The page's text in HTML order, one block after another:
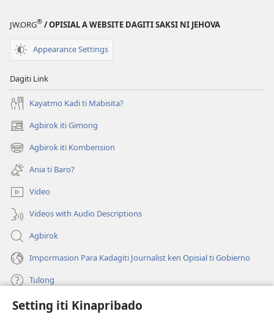
Setting iti Kinapribado
JW.ORG® / OPISIAL A WEBSITE DAGITI SAKSI NI JEHOVA
Appearance Settings
Dagiti Link
Kayatmo Kadi ti Mabisita?
Agbirok iti Gimong
(manglukat
iti
baro
window)
Agbirok iti Kombension
(manglukat
iti
baro
a
window)
Ania ti Baro?
Video
Videos with Audio Descriptions
Agbirok
Impormasion Para Kadagiti Journalist ken Opisial ti Gobierno
Tulong
Donasion
(manglukat